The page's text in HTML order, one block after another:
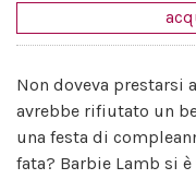
Non doveva prestarsi
avrebbe rifiutato un
una festa di
fata? Barbie Lamb si